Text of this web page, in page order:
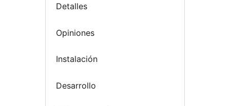
Detalles
Opiniones
Instalación
Desarrollo